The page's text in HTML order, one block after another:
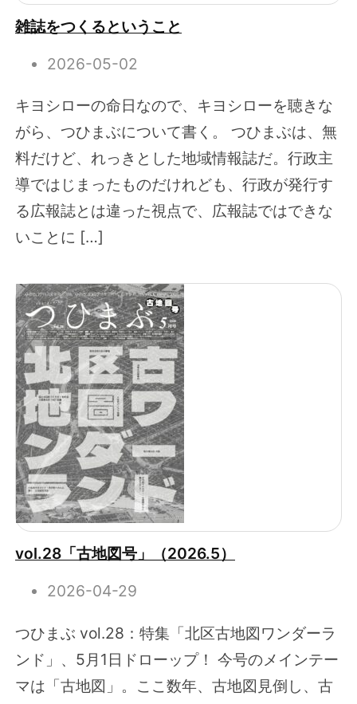
雑誌をつくるということ
2026-05-02
キヨシローの命日なので、キヨシローを聴きな
がら、つひまぶについて書く。 つひまぶは、無
料だけど、れっきとした地域情報誌だ。行政主
導ではじまったものだけれども、行政が発行す
る広報誌とは違った視点で、広報誌ではできな
いことに […]
vol.28「古地図号」（2026.5）
2026-04-29
つひまぶ vol.28：特集「北区古地図ワンダーラ
ンド」、5月1日ドローップ！ 今号のメインテー
マは「古地図」。ここ数年、古地図見倒し、古